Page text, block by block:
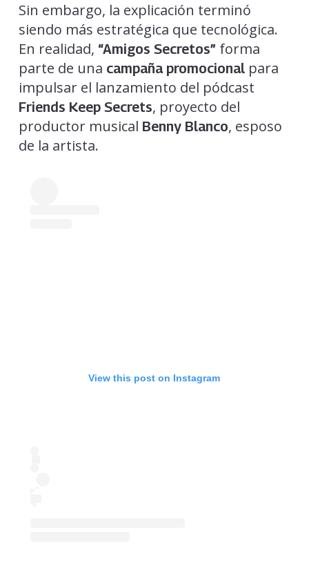
Sin embargo, la explicación terminó
siendo más estratégica que tecnológica.
En realidad, “Amigos Secretos” forma
parte de una campaña promocionalpara
impulsar el lanzamiento del pódcast
Friends Keep Secrets, proyecto del
productor musical Benny Blanco, esposo
de la artista.
View this post on Instagram